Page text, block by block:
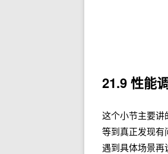
21.9 性能
这个小节主要
等到真正发现有
遇到具体场景再